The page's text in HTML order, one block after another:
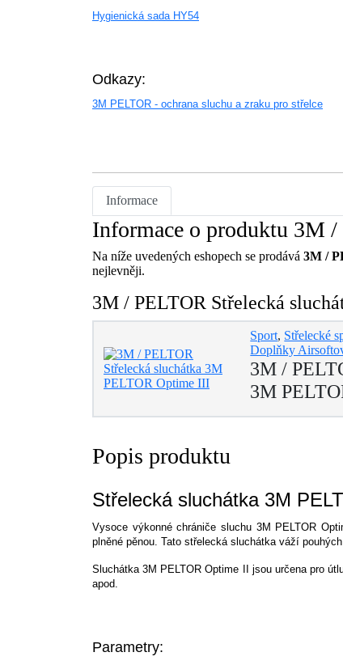
Hygienická sada HY54
Odkazy:
3M PELTOR - ochrana sluchu a zraku pro střelce
Informace
Informace o produktu 3M
Na níže uvedených eshopech se prodává 3M /
nejlevněji.
3M / PELTOR Střelecká
Sport, Střelecké
Doplňky
3M /
3M
Popis produktu
Střelecká sluchátka 3M
Vysoce výkonné chrániče sluchu 3M PELTOR
plněné pěnou. Tato střelecká sluchátka váží
Sluchátka 3M PELTOR Optime II jsou určena pro
apod.
Parametry: